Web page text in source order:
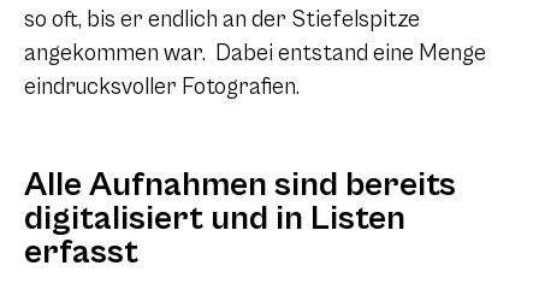
so oft, bis er endlich an der Stiefelspitze
angekommen war. Dabei entstand eine Menge
eindrucksvoller Fotografien.
Alle Aufnahmen sind bereits
digitalisiert und in Listen
erfasst